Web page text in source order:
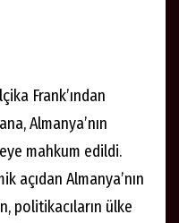
Frank’ından
Almanya’nın
mahkum edildi.
açıdan Almanya’nın
politikacıların ülke